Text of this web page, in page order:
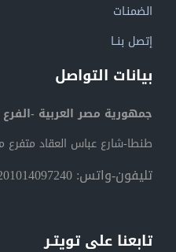
الضمنـات
إتصل بنــا
بيانات التواصل
جمهورية مصر العربية -
طنطا-شارع عباس العقاد متفرع
تليفون-واتس: 00201014097240
تابعنا على تويتـر